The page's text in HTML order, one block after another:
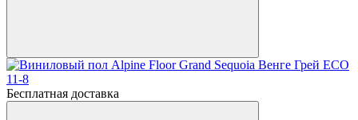
Бесплатная доставка